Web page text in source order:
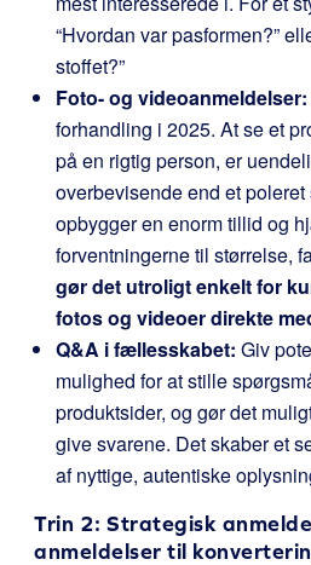
“Hvordan var pasformen?”
stoffet?”
Foto- og videoanmeldelser:
forhandling i 2025. At se et
på en rigtig person, er
overbevisende end et
opbygger en enorm tillid og
forventningerne til størrelse,
gør det utroligt enkelt for
fotos og videoer direkte
Q&A i fællesskabet: Giv
mulighed for at stille
produktsider, og gør det
give svarene. Det skaber et
af nyttige, autentiske
Trin 2: Strategisk
anmeldelser til